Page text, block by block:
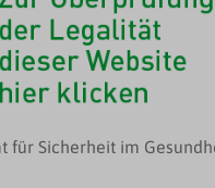
für Sicherheit im